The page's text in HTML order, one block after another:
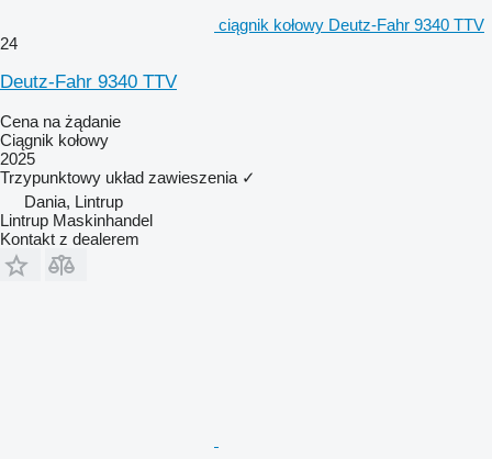
ciągnik kołowy Deutz-Fahr 9340 TTV
24
Deutz-Fahr 9340 TTV
Cena na żądanie
Ciągnik kołowy
2025
Trzypunktowy układ zawieszenia ✓
Dania, Lintrup
Lintrup Maskinhandel
Kontakt z dealerem